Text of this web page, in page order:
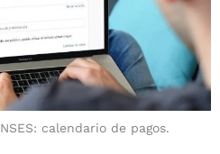
calendario de pagos.